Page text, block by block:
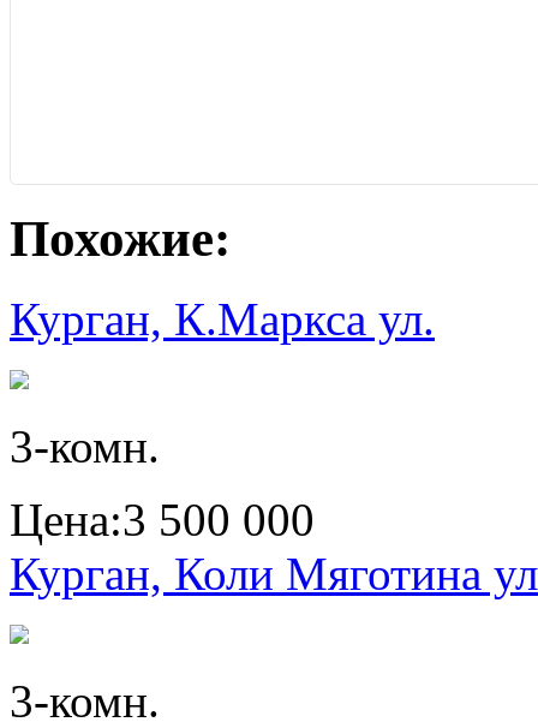
Похожие:
Курган, К.Маркса ул.
3-комн.
Цена:3 500 000
Курган, Коли Мяготина
3-комн.